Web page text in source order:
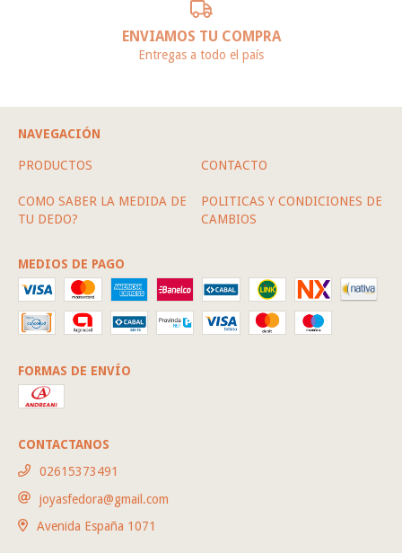
ENVIAMOS TU COMPRA
Entregas a todo el país
NAVEGACIÓN
PRODUCTOS CONTACTO
COMO SABER LA MEDIDA DE
TU DEDO?
POLITICAS Y CONDICIONES DE
CAMBIOS
MEDIOS DE PAGO
FORMAS DE ENVÍO
CONTACTANOS
02615373491
joyasfedora@gmail.com
Avenida España 1071